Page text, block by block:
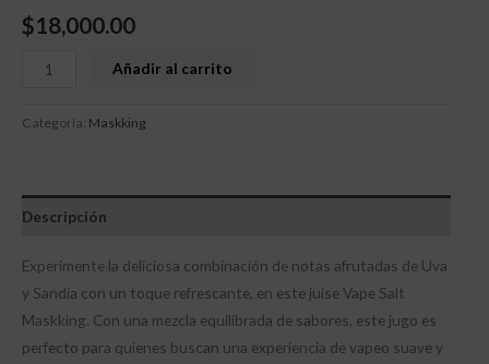
$18,000.00
Añadir al carrito
Categoría: Maskking
Descripción
Experimente la deliciosa combinación de notas afrutadas de Uva
y Sandía con un toque refrescante, en este juise Vape Salt
Maskking. Con una mezcla equilibrada de sabores, este jugo es
perfecto para quienes buscan una experiencia de vapeo suave y